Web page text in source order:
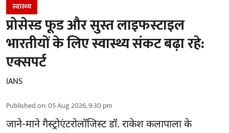
स्वास्थ्य
प्रोसेस्ड फूड और सुस्त लाइफस्टाइल
भारतीयों के लिए स्वास्थ्य संकट बढ़ा रहे:
एक्सपर्ट
IANS
Published on:05 Aug 2026, 9:30 pm
जाने-माने गैस्ट्रोएंटरोलॉजिस्ट डॉ. राकेश कलापाला के